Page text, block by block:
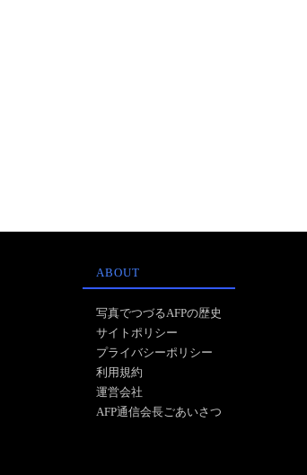
ABOUT
写真でつづるAFPの歴史
サイトポリシー
プライバシーポリシー
利用規約
運営会社
AFP通信会長ごあいさつ